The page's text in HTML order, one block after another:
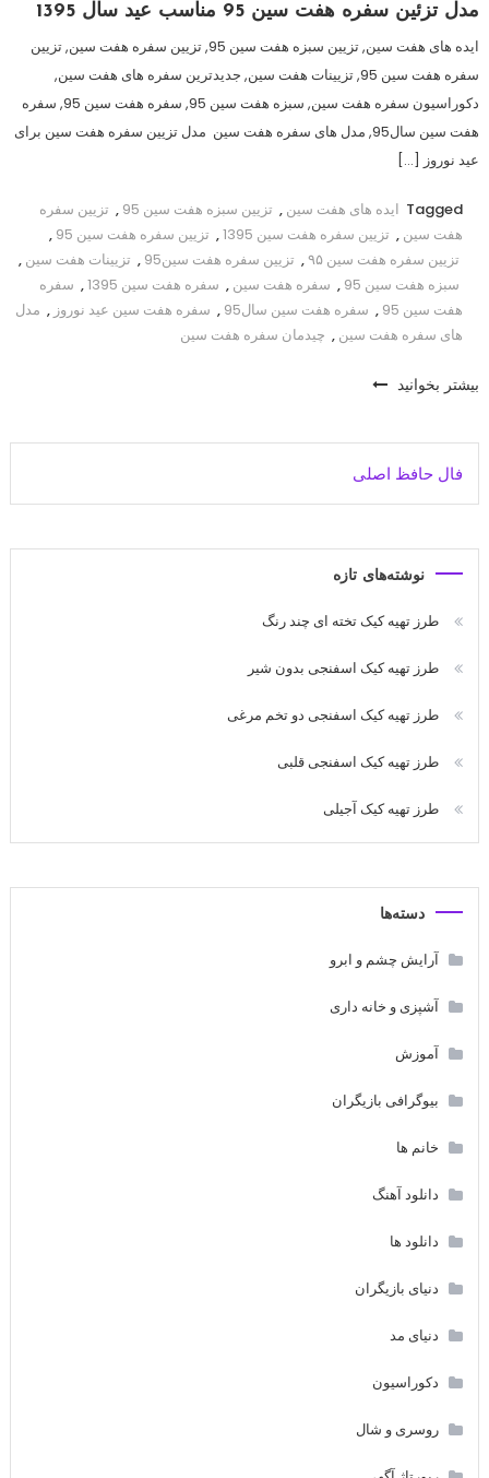
مدل تزئین سفره هفت سین 95 مناسب عید سال 1395
ایده های هفت سین, تزیین سبزه هفت سین 95, تزیین سفره هفت سین, تزیین
سفره هفت سین 95, تزیینات هفت سین, جدیدترین سفره های هفت سین,
دکوراسیون سفره هفت سین, سبزه هفت سین 95, سفره هفت سین 95, سفره
هفت سین سال95, مدل های سفره هفت سین مدل تزیین سفره هفت سین برای
عید نوروز […]
Tagged ایده های هفت سین , تزیین سبزه هفت سین 95 , تزیین سفره
هفت سین , تزیین سفره هفت سین 1395 , تزیین سفره هفت سین 95
,
تزیین سفره هفت سین ۹۵
, تزیین سفره هفت سین95 , تزیینات هفت سین ,
سبزه هفت سین 95
, سفره هفت سین , سفره هفت سین 1395 , سفره
هفت سین 95
, سفره هفت سین سال95 , سفره هفت سین عید نوروز , مدل
های سفره هفت سین , چیدمان سفره هفت سین
بیشتر بخوانید
فال حافظ اصلی
نوشته‌های تازه
طرز تهیه کیک تخته ای چند رنگ
طرز تهیه کیک اسفنجی بدون شیر
طرز تهیه کیک اسفنجی دو تخم مرغی
طرز تهیه کیک اسفنجی قلبی
طرز تهیه کیک آجیلی
دسته‌ها
آرایش چشم و ابرو
آشپزی و خانه داری
آموزش
بیوگرافی بازیگران
خانم ها
دانلود آهنگ
دانلود ها
دنیای بازیگران
دنیای مد
دکوراسیون
روسری و شال